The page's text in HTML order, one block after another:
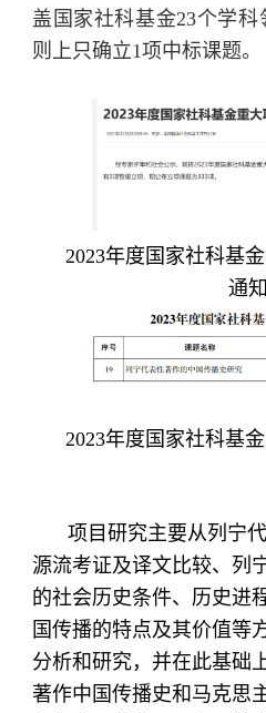
盖国家社科基金23个学
则上只确立1项中标课题。
2023年度国家社科基
通知
2023年度国家社科基
项目研究主要从列宁
源流考证及译文比较、列
的社会历史条件、历史进
国传播的特点及其价值等
分析和研究，并在此基础
著作中国传播史和马克思